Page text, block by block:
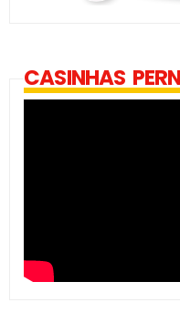
CASINHAS